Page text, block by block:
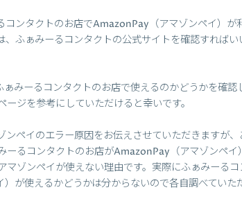
コンタクトのお店でAmazonPay（アマゾンペイ）が
ふぁみーるコンタクトの公式サイトを確認すればい
みーるコンタクトのお店で使えるのかどうかを確認
ジを参考にしていただけると幸いです。
ペイのエラー原因をお伝えさせていただきますが、
るコンタクトのお店がAmazonPay（アマゾンペイ）
ゾンペイが使えない理由です。実際にふぁみーるコ
が使えるかどうかは分からないので各自調べていた